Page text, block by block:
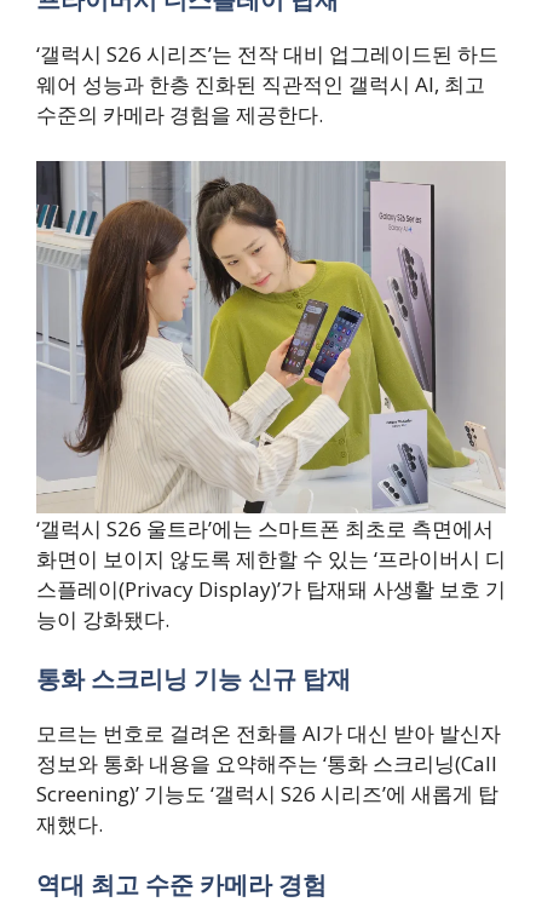
‘갤럭시 S26 시리즈’는 전작 대비 업그레이드된 하드
웨어 성능과 한층 진화된 직관적인 갤럭시 AI, 최고
수준의 카메라 경험을 제공한다.
‘갤럭시 S26 울트라’에는 스마트폰 최초로 측면에서
화면이 보이지 않도록 제한할 수 있는 ‘프라이버시 디
스플레이(Privacy Display)’가 탑재돼 사생활 보호 기
능이 강화됐다.
통화 스크리닝 기능 신규 탑재
모르는 번호로 걸려온 전화를 AI가 대신 받아 발신자
정보와 통화 내용을 요약해주는 ‘통화 스크리닝(Call
Screening)’ 기능도 ‘갤럭시 S26 시리즈’에 새롭게 탑
재했다.
역대 최고 수준 카메라 경험